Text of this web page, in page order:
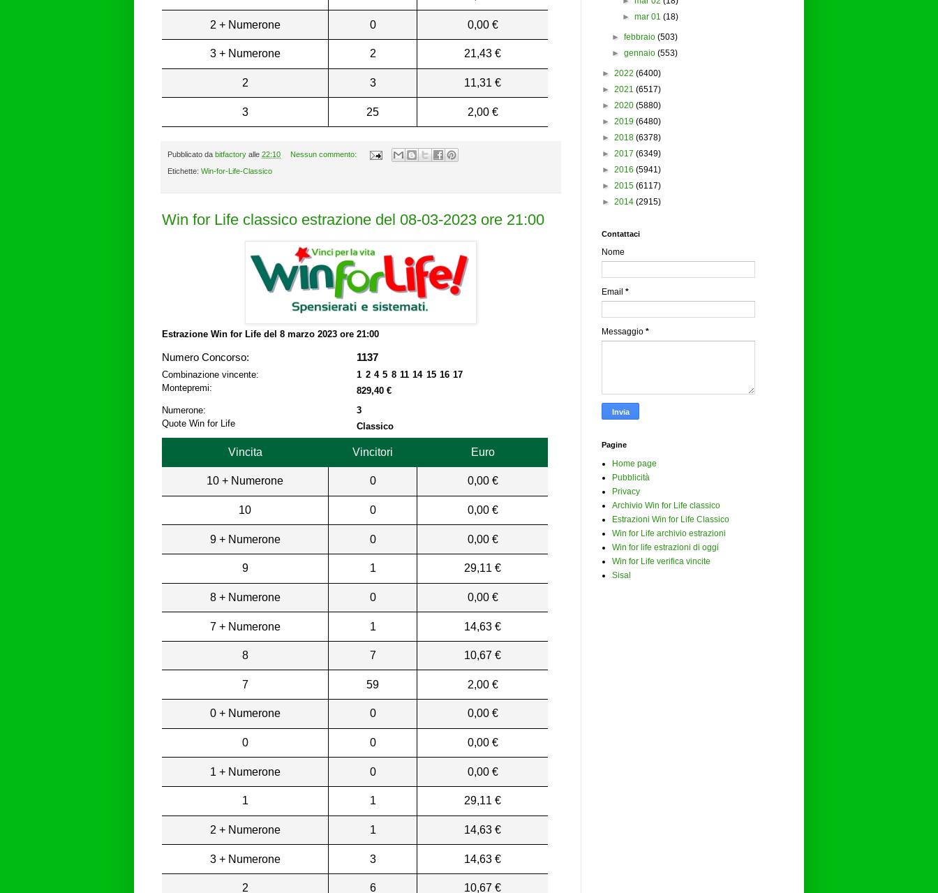
2 + Numerone 0 0,00 €
3 + Numerone 2 21,43 €
2 3 11,31 €
3 25 2,00 €
Pubblicato da bitfactory alle 22:10 Nessun commento:
Etichette: Win-for-Life-Classico
Win for Life classico estrazione del 08-03-2023 ore 21:00
Estrazione Win for Life del 8 marzo 2023 ore 21:00
Numero Concorso: 1137
Combinazione vincente:
1 2 4 5 8 11 14 15 16 17
Montepremi:
829,40 €
Numerone:
3
Quote Win for Life
Classico
Vincita Vincitori Euro
10 + Numerone 0 0,00 €
10 0 0,00 €
9 + Numerone 0 0,00 €
9 1 29,11 €
8 + Numerone 0 0,00 €
7 + Numerone 1 14,63 €
8 7 10,67 €
7 59 2,00 €
0 + Numerone 0 0,00 €
0 0 0,00 €
1 + Numerone 0 0,00 €
1 1 29,11 €
2 + Numerone 1 14,63 €
3 + Numerone 3 14,63 €
2 6 10,67 €
► mar 01 (18)
►febbraio (503)
►gennaio (553)
► 2022 (6400)
► 2021 (6517)
► 2020 (5880)
► 2019 (6480)
► 2018 (6378)
► 2017 (6349)
► 2016 (5941)
► 2015 (6117)
► 2014 (2915)
Contattaci
Nome
Email *
Messaggio *
Pagine
Home page
Pubblicità
Privacy
Archivio Win for Life classico
Estrazioni Win for Life Classico
Win for Life archivio estrazioni
Win for life estrazioni di oggi
Win for Life verifica vincite
Sisal